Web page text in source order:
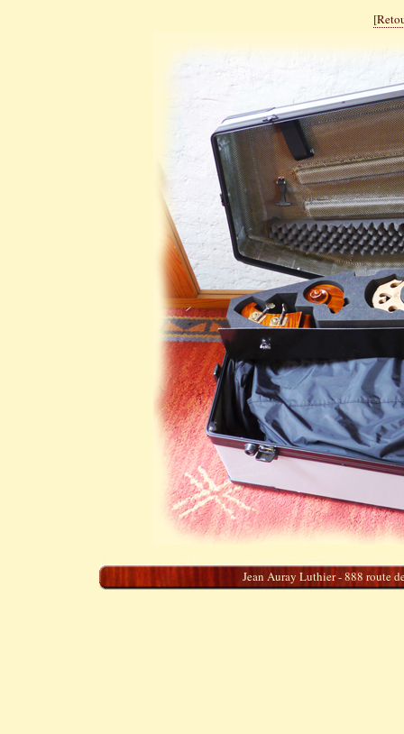
Jean Auray Luthier - 888 route